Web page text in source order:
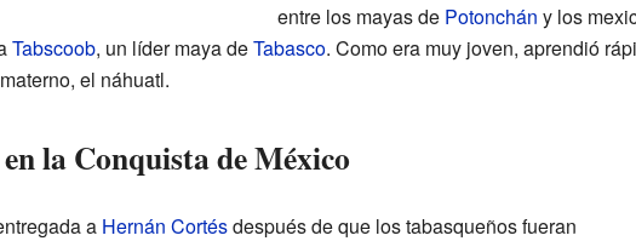
entre los mayas de Potonchán y los
Tabscoob, un líder maya deTabasco. Como era muy joven, aprendió
el náhuatl.
la Conquista de México
a Hernán Cortésdespués de que los tabasqueños fueran